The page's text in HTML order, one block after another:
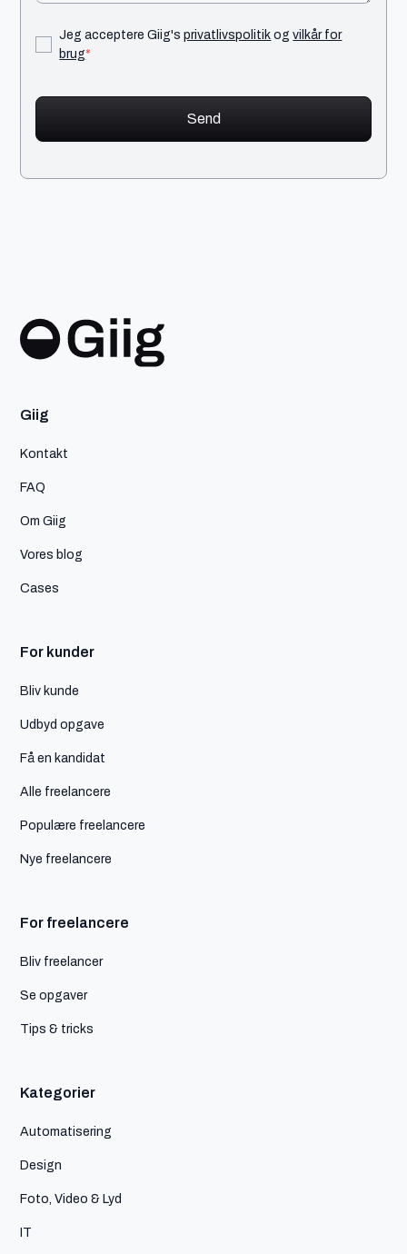
Jeg acceptere Giig'sprivatlivspolitikogvilkår for
brug*
Giig
Kontakt
FAQ
Om Giig
Vores blog
Cases
For kunder
Bliv kunde
Udbyd opgave
Få en kandidat
Alle freelancere
Populære freelancere
Nye freelancere
For freelancere
Bliv freelancer
Se opgaver
Tips & tricks
Kategorier
Automatisering
Design
Foto, Video & Lyd
IT